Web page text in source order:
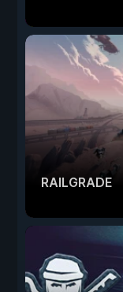
RAILGRADE